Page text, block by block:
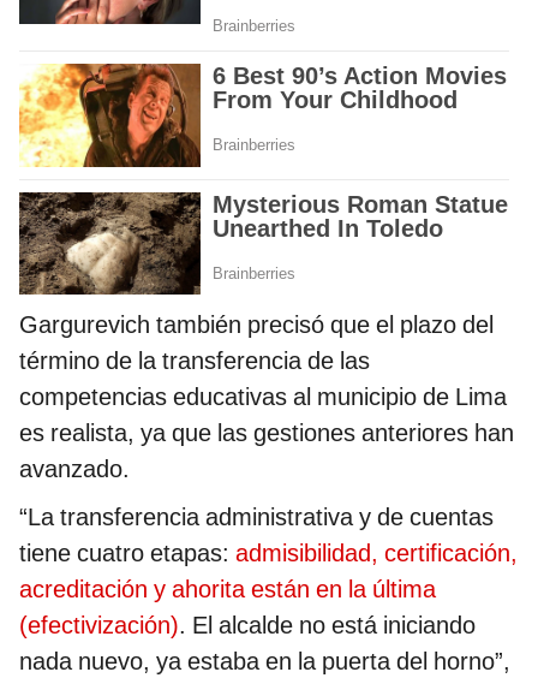
Gargurevich también precisó que el plazo del
término de la transferencia de las
competencias educativas al municipio de Lima
es realista, ya que las gestiones anteriores han
avanzado.
“La transferencia administrativa y de cuentas
tiene cuatro etapas: admisibilidad, certificación,
acreditación y ahorita están en la última
(efectivización). El alcalde no está iniciando
nada nuevo, ya estaba en la puerta del horno”,